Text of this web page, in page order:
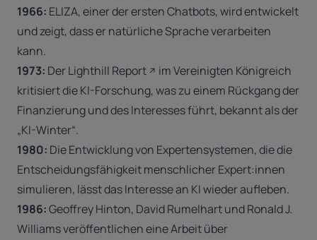
1966: ELIZA, einer der ersten Chatbots, wird entwickelt
und zeigt, dass er natürliche Sprache verarbeiten
kann.
1973: DerLighthill Report
im Vereinigten Königreich
kritisiert die KI-Forschung, was zu einem Rückgang der
Finanzierung und des Interesses führt, bekannt als der
„KI-Winter“.
1980: Die Entwicklung von Expertensystemen, die die
Entscheidungsfähigkeit menschlicher Expert:innen
simulieren, lässt das Interesse an KI wieder aufleben.
1986:Geoffrey Hinton, David Rumelhart und Ronald J.
Williams veröffentlichen eine Arbeit über